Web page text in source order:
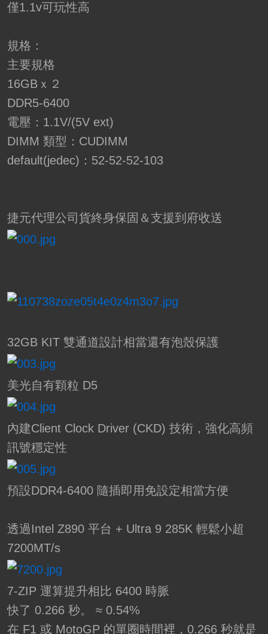
僅1.1v可玩性高
規格：
主要規格
16GBｘ２
DDR5-6400
電壓：1.1V/(5V ext)
DIMM 類型：CUDIMM
default(jedec)：52-52-52-103
捷元代理公司貨終身保固＆支援到府收送
32GB KIT 雙通道設計相當還有泡殼保護
美光自有顆粒 D5
內建Client Clock Driver (CKD) 技術，強化高頻
訊號穩定性
預設DDR4-6400 隨插即用免設定相當方便
透過Intel Z890 平台 + Ultra 9 285K 輕鬆小超
7200MT/s
7-ZIP 運算提升相比 6400 時脈
快了 0.266 秒。 ≈ 0.54%
在 F1 或 MotoGP 的單圈時間裡，0.266 秒就是